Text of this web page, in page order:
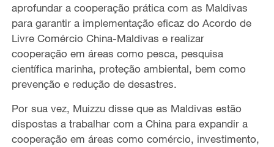
aprofundar a cooperação prática com as Maldivas
para garantir a implementação eficaz do Acordo de
Livre Comércio China-Maldivas e realizar
cooperação em áreas como pesca, pesquisa
científica marinha, proteção ambiental, bem como
prevenção e redução de desastres.
Por sua vez, Muizzu disse que as Maldivas estão
dispostas a trabalhar com a China para expandir a
cooperação em áreas como comércio, investimento,